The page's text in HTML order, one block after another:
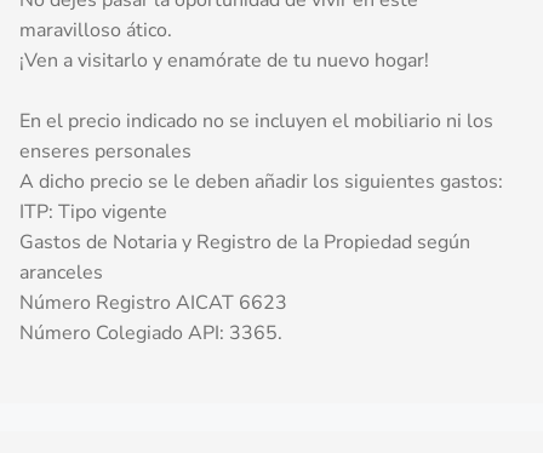
maravilloso ático.
¡Ven a visitarlo y enamórate de tu nuevo hogar!
En el precio indicado no se incluyen el mobiliario ni los
enseres personales
A dicho precio se le deben añadir los siguientes gastos:
ITP: Tipo vigente
Gastos de Notaria y Registro de la Propiedad según
aranceles
Número Registro AICAT 6623
Número Colegiado API: 3365.